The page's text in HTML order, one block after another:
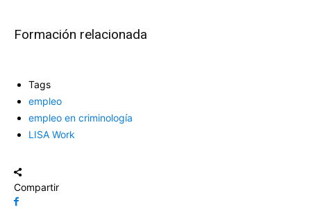
Formación relacionada
Tags
empleo
empleo en criminología
LISA Work
Compartir